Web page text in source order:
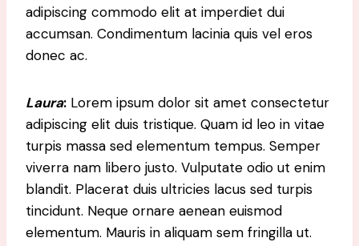
adipiscing commodo elit at imperdiet dui
accumsan. Condimentum lacinia quis vel eros
donec ac.
Laura: Lorem ipsum dolor sit amet consectetur
adipiscing elit duis tristique. Quam id leo in vitae
turpis massa sed elementum tempus. Semper
viverra nam libero justo. Vulputate odio ut enim
blandit. Placerat duis ultricies lacus sed turpis
tincidunt. Neque ornare aenean euismod
elementum. Mauris in aliquam sem fringilla ut.